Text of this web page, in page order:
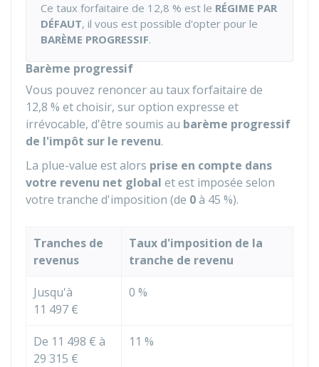
Ce taux forfaitaire de 12,8 % est le RÉGIME PAR
DÉFAUT, il vous est possible d'opter pour le
BARÈME PROGRESSIF.
Barème progressif
Vous pouvez renoncer au taux forfaitaire de
12,8 % et choisir, sur option expresse et
irrévocable, d'être soumis au barème progressif
de l'impôt sur le revenu.
La plue-value est alors prise en compte dans
votre revenu net global et est imposée selon
votre tranche d'imposition (de 0à 45 %).
Tranches de
revenus
Taux d'imposition de la
tranche de revenu
Jusqu'à
11 497 €
0 %
De 11 498 € à
29 315 €
11 %